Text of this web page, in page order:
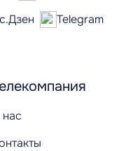
Telegram